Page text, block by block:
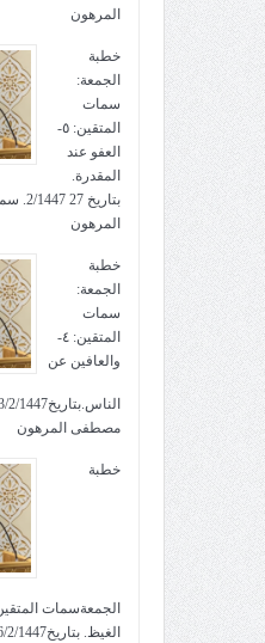
المرهون
خطبة
الجمعة:
سمات
المتقين: ٥-
العفو عند
المقدرة.
المرهون
خطبة
الجمعة:
سمات
المتقين: ٤-
والعافين عن
مصطفى المرهون
خطبة